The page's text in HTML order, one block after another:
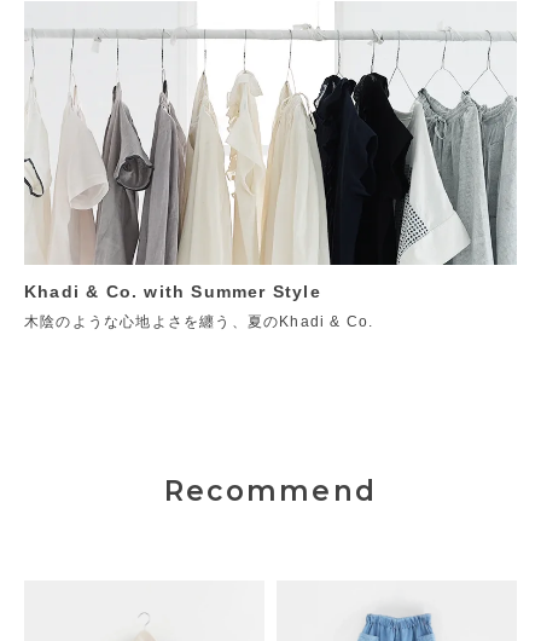
Khadi & Co. with Summer Style
木陰のような心地よさを纏う、夏のKhadi & Co.
Recommend